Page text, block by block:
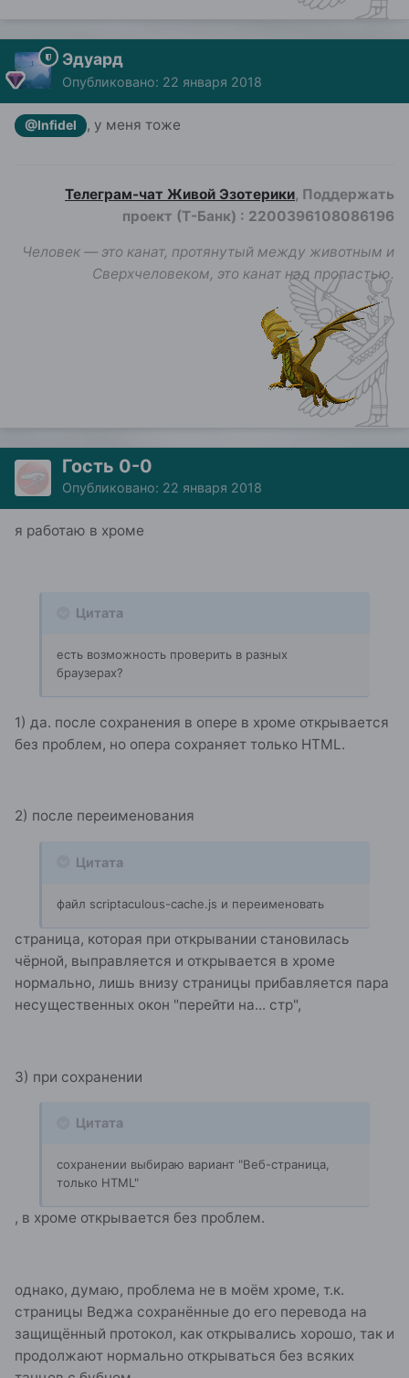
Эдуард
Опубликовано: 22 января 2018
@Infidel , у меня тоже
Телеграм-чат Живой Эзотерики, Поддержать
проект (Т-Банк) : 2200396108086196
Человек — это канат, протянутый между животным и
Сверхчеловеком, это канат над пропастью.
Гость 0-0
Опубликовано: 22 января 2018
я работаю в хроме
Цитата
есть возможность проверить в разных
браузерах?
1) да. после сохранения в опере в хроме открывается
без проблем, но опера сохраняет только HTML.
2) после переименования
Цитата
файл scriptaculous-cache.js и переименовать
страница, которая при открывании становилась
чёрной, выправляется и открывается в хроме
нормально, лишь внизу страницы прибавляется пара
несущественных окон "перейти на... стр",
3) при сохранении
Цитата
сохранении выбираю вариант "Веб-страница,
только HTML"
, в хроме открывается без проблем.
однако, думаю, проблема не в моём хроме, т.к.
страницы Веджа сохранённые до его перевода на
защищённый протокол, как открывались хорошо, так и
продолжают нормально открываться без всяких